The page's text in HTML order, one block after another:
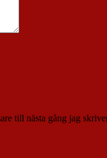
till nästa gång jag